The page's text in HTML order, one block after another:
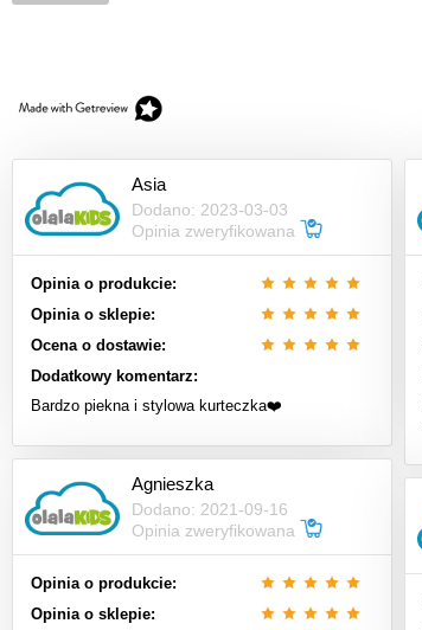
Asia
Dodano: 2023-03-03
Opinia zweryfikowana
Opinia o produkcie:
Opinia o sklepie:
Ocena o dostawie:
Dodatkowy komentarz:
Bardzo piekna i stylowa kurteczka❤️
Agnieszka
Dodano: 2021-09-16
Opinia zweryfikowana
Opinia o produkcie:
Opinia o sklepie: